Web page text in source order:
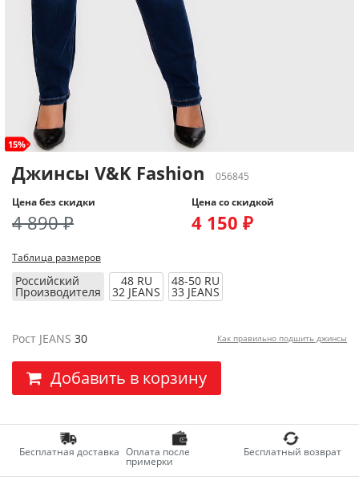
15%
Джинсы V&K Fashion
056845
Цена без скидки
4 890 ₽
Цена со скидкой
4 150 ₽
Таблица размеров
Российский
Производителя
48 RU
32 JEANS
48-50 RU
33 JEANS
Рост JEANS 30 Как правильно подшить джинсы
Добавить в корзину
Бесплатная доставка Оплата после
примерки
Бесплатный возврат